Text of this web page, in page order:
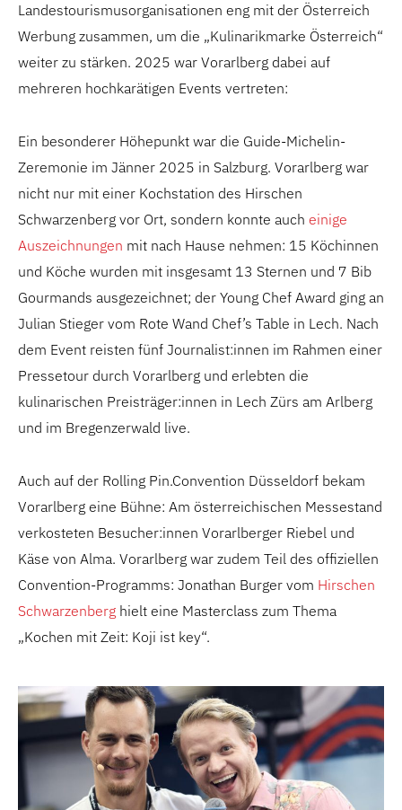
Landestourismusorganisationen eng mit der Österreich
Werbung zusammen, um die „Kulinarikmarke Österreich“
weiter zu stärken. 2025 war Vorarlberg dabei auf
mehreren hochkarätigen Events vertreten:
Ein besonderer Höhepunkt war die Guide-Michelin-
Zeremonie im Jänner 2025 in Salzburg. Vorarlberg war
nicht nur mit einer Kochstation des Hirschen
Schwarzenberg vor Ort, sondern konnte auch einige
Auszeichnungen mit nach Hause nehmen: 15 Köchinnen
und Köche wurden mit insgesamt 13 Sternen und 7 Bib
Gourmands ausgezeichnet; der Young Chef Award ging an
Julian Stieger vom Rote Wand Chef’s Table in Lech. Nach
dem Event reisten fünf Journalist:innen im Rahmen einer
Pressetour durch Vorarlberg und erlebten die
kulinarischen Preisträger:innen in Lech Zürs am Arlberg
und im Bregenzerwald live.
Auch auf der Rolling Pin.Convention Düsseldorf bekam
Vorarlberg eine Bühne: Am österreichischen Messestand
verkosteten Besucher:innen Vorarlberger Riebel und
Käse von Alma. Vorarlberg war zudem Teil des offiziellen
Convention-Programms: Jonathan Burger vom Hirschen
Schwarzenberg hielt eine Masterclass zum Thema
„Kochen mit Zeit: Koji ist key“.